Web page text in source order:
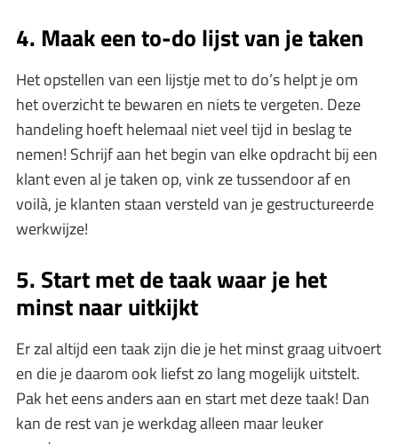
4. Maak een to-do lijst van je taken
Het opstellen van een lijstje met to do’s helpt je om
het overzicht te bewaren en niets te vergeten. Deze
handeling hoeft helemaal niet veel tijd in beslag te
nemen! Schrijf aan het begin van elke opdracht bij een
klant even al je taken op, vink ze tussendoor af en
voilà, je klanten staan versteld van je gestructureerde
werkwijze!
5. Start met de taak waar je het
minst naar uitkijkt
Er zal altijd een taak zijn die je het minst graag uitvoert
en die je daarom ook liefst zo lang mogelijk uitstelt.
Pak het eens anders aan en start met deze taak! Dan
kan de rest van je werkdag alleen maar leuker